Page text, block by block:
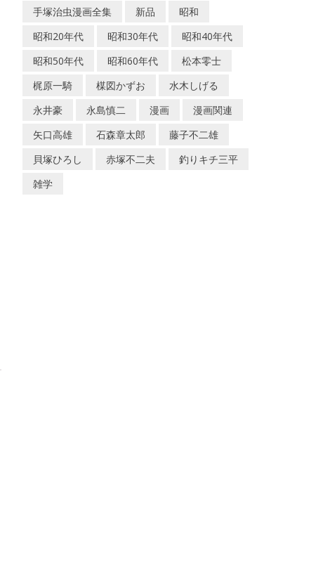
手塚治虫漫画全集
新品
昭和
昭和20年代
昭和30年代
昭和40年代
昭和50年代
昭和60年代
松本零士
梶原一騎
楳図かずお
水木しげる
永井豪
永島慎二 漫画
漫画関連
矢口高雄
石森章太郎
藤子不二雄
貝塚ひろし
赤塚不二夫
釣りキチ三平
雑学